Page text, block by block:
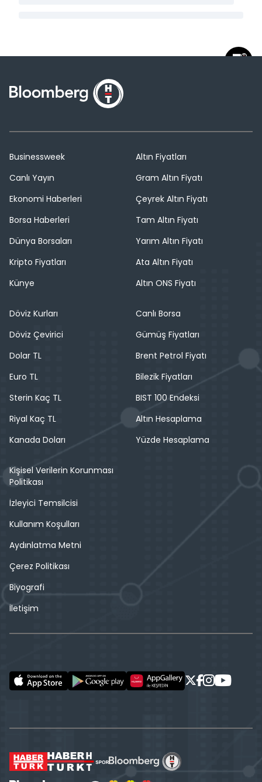
Businessweek
Canlı Yayın
Ekonomi Haberleri
Borsa Haberleri
Dünya Borsaları
Kripto Fiyatları
Künye
Altın Fiyatları
Gram Altın Fiyatı
Çeyrek Altın Fiyatı
Tam Altın Fiyatı
Yarım Altın Fiyatı
Ata Altın Fiyatı
Altın ONS Fiyatı
Döviz Kurları
Döviz Çevirici
Dolar TL
Euro TL
Sterin Kaç TL
Riyal Kaç TL
Kanada Doları
Canlı Borsa
Gümüş Fiyatları
Brent Petrol Fiyatı
Bilezik Fiyatları
BIST 100 Endeksi
Altın Hesaplama
Yüzde Hesaplama
Kişisel Verilerin Korunması
Politikası
İzleyici Temsilcisi
Kullanım Koşulları
Aydınlatma Metni
Çerez Politikası
Biyografi
İletişim